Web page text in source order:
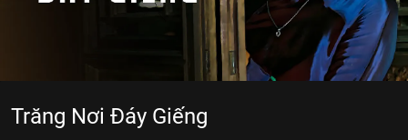
Trăng Nơi Đáy Giếng